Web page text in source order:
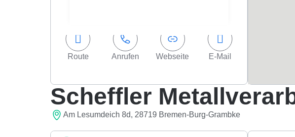
Route Anrufen Webseite E-Mail
Scheffler
Am Lesumdeich 8d, 28719 Bremen-Burg-Grambke